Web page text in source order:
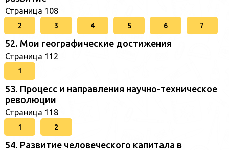
Страница 108
2 3 4 5 6 7
52. Мои географические достижения
Страница 112
1
53. Процесс и направления научно-техническое
революции
Страница 118
1 2
54. Развитие человеческого капитала в